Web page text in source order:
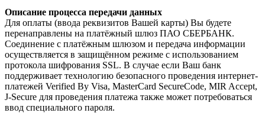
Описание процесса передачи данных
Для оплаты (ввода реквизитов Вашей карты) Вы будете
перенаправлены на платёжный шлюз ПАО СБЕРБАНК.
Соединение с платёжным шлюзом и передача информации
осуществляется в защищённом режиме с использованием
протокола шифрования SSL. В случае если Ваш банк
поддерживает технологию безопасного проведения интернет-
платежей Verified By Visa, MasterCard SecureCode, MIR Accept,
J-Secure для проведения платежа также может потребоваться
ввод специального пароля.